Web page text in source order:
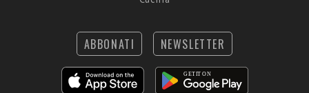
ABBONATI NEWSLETTER